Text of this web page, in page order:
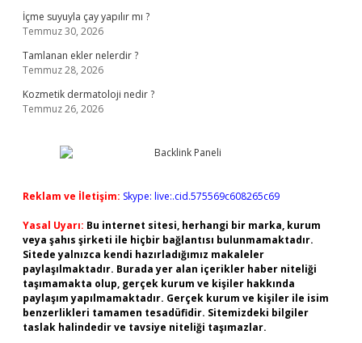
İçme suyuyla çay yapılır mı ?
Temmuz 30, 2026
Tamlanan ekler nelerdir ?
Temmuz 28, 2026
Kozmetik dermatoloji nedir ?
Temmuz 26, 2026
Reklam ve İletişim: Skype: live:.cid.575569c608265c69
Yasal Uyarı: Bu internet sitesi, herhangi bir marka, kurum
veya şahıs şirketi ile hiçbir bağlantısı bulunmamaktadır.
Sitede yalnızca kendi hazırladığımız makaleler
paylaşılmaktadır. Burada yer alan içerikler haber niteliği
taşımamakta olup, gerçek kurum ve kişiler hakkında
paylaşım yapılmamaktadır. Gerçek kurum ve kişiler ile isim
benzerlikleri tamamen tesadüfidir. Sitemizdeki bilgiler
taslak halindedir ve tavsiye niteliği taşımazlar.